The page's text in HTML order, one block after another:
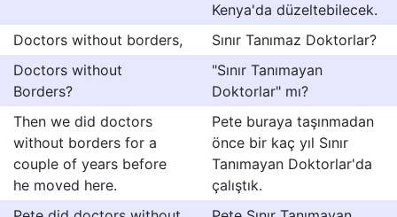
Kenya'da düzeltebilecek.
Doctors without borders,
Sınır Tanımaz Doktorlar?
Doctors without
Borders?
"Sınır Tanımayan
Doktorlar" mı?
Then we did doctors
without borders for a
couple of years before
he moved here.
Pete buraya taşınmadan
önce bir kaç yıl Sınır
Tanımayan Doktorlar'da
çalıştık.